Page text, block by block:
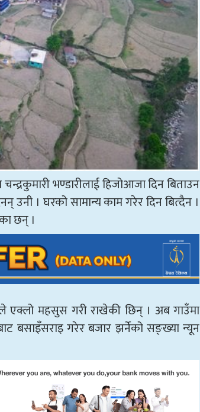
भण्डारीलाई हिजोआजा दिन बिताउन
उनी । घरको सामान्य काम गरेर दिन बित्दैन ।
छन् ।
एक्लो महसुस गरी राखेकी छिन् । अब गाउँमा
बसाइँसराइ गरेर बजार झर्नेको सङ्ख्या न्यून